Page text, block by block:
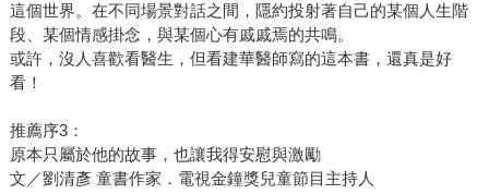
這個世界。在不同場景對話之間，隱約投射著自己的某個人生階
段、某個情感掛念，與某個心有戚戚焉的共鳴。
或許，沒人喜歡看醫生，但看建華醫師寫的這本書，還真是好
看！
推薦序3：
原本只屬於他的故事，也讓我得安慰與激勵
文／劉清彥 童書作家．電視金鐘獎兒童節目主持人